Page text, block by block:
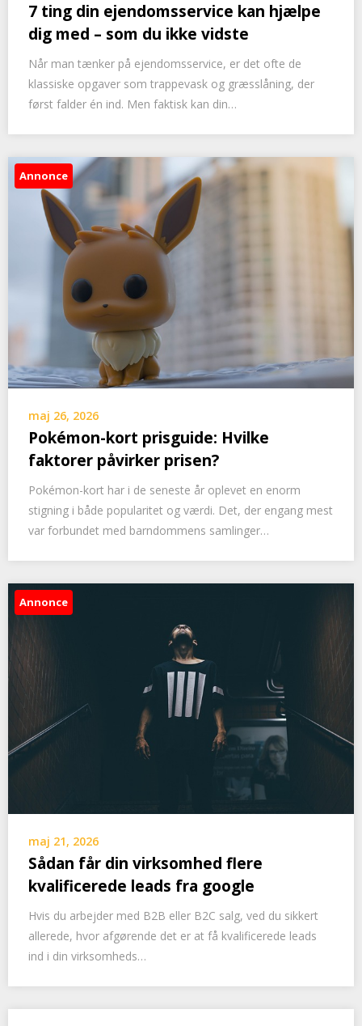
7 ting din ejendomsservice kan hjælpe
dig med – som du ikke vidste
Når man tænker på ejendomsservice, er det ofte de
klassiske opgaver som trappevask og græsslåning, der
først falder én ind. Men faktisk kan din…
Annonce
maj 26, 2026
Pokémon-kort prisguide: Hvilke
faktorer påvirker prisen?
Pokémon-kort har i de seneste år oplevet en enorm
stigning i både popularitet og værdi. Det, der engang mest
var forbundet med barndommens samlinger…
Annonce
maj 21, 2026
Sådan får din virksomhed flere
kvalificerede leads fra google
Hvis du arbejder med B2B eller B2C salg, ved du sikkert
allerede, hvor afgørende det er at få kvalificerede leads
ind i din virksomheds…